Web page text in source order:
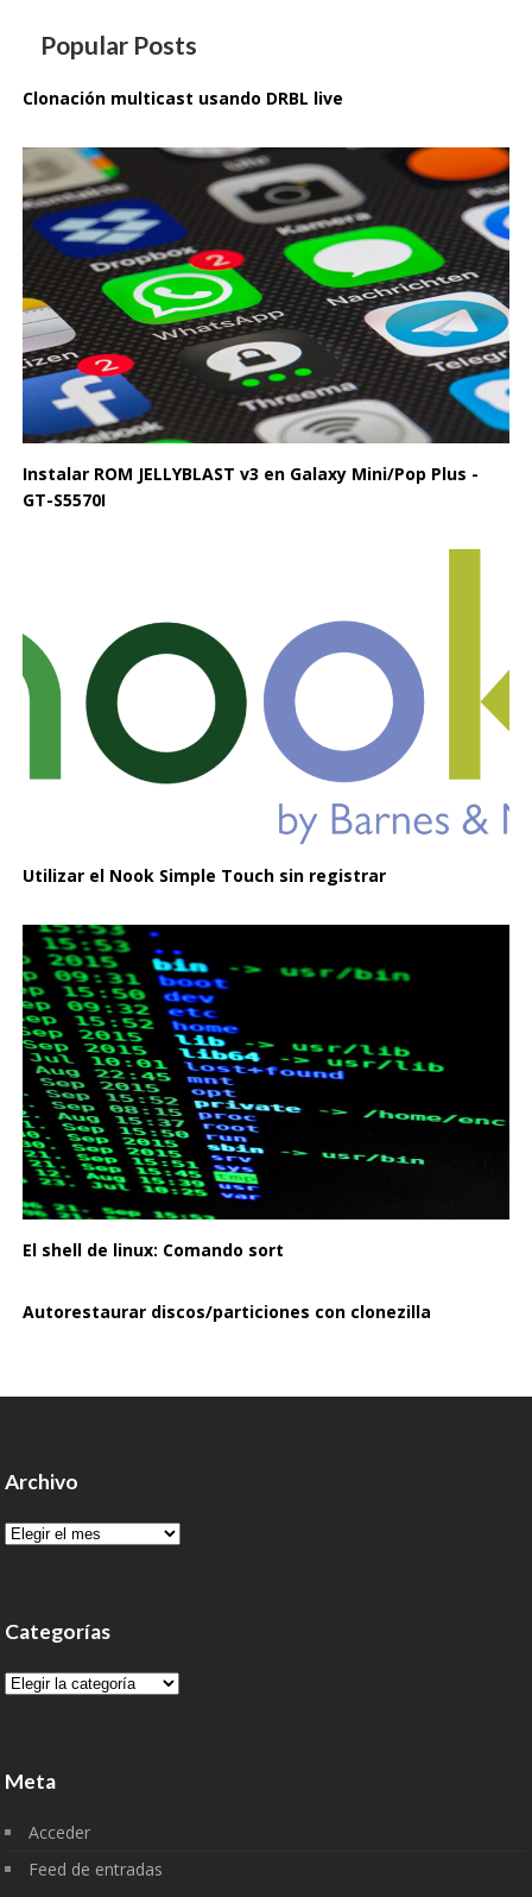
Popular Posts
Clonación multicast usando DRBL live
Instalar ROM JELLYBLAST v3 en Galaxy Mini/Pop Plus -
GT-S5570I
Utilizar el Nook Simple Touch sin registrar
El shell de linux: Comando sort
Autorestaurar discos/particiones con clonezilla
Archivo
Archivo
Categorías
Categorías
Meta
Acceder
Feed de entradas